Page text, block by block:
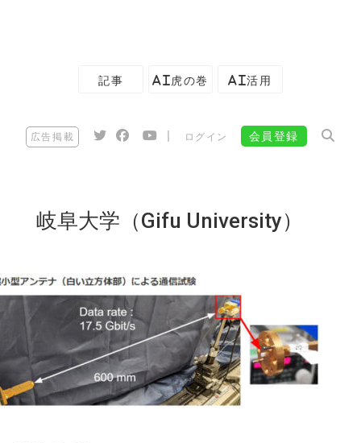
記事 AI虎の巻 AI活用
広告掲載 ログイン 会員登録
岐阜大学（Gifu University）